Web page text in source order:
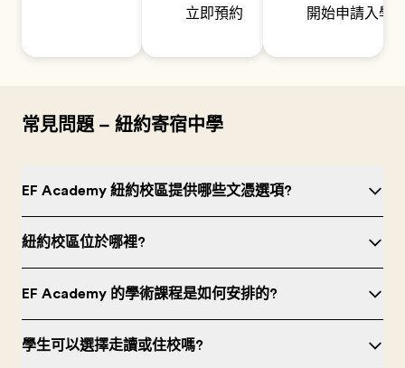
立即預約 開始申請入學
常見問題 – 紐約寄宿中學
EF Academy 紐約校區提供哪些文憑選項?
紐約校區位於哪裡?
EF Academy 的學術課程是如何安排的?
學生可以選擇走讀或住校嗎?